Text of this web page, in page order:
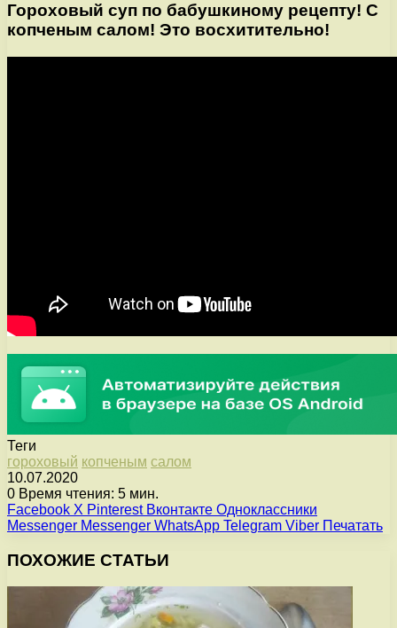
Гороховый суп по бабушкиному рецепту! С
копченым салом! Это восхитительно!
Теги
гороховый копченым салом
10.07.2020
0 Время чтения: 5 мин.
Facebook X Pinterest Вконтакте Одноклассники
Messenger Messenger WhatsApp Telegram Viber Печатать
ПОХОЖИЕ СТАТЬИ